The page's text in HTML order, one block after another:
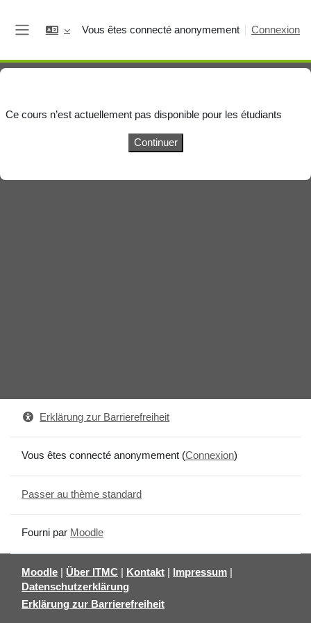
Vous êtes connecté anonymement Connexion
Ce cours n’est actuellement pas disponible pour les étudiants
Continuer
Erklärung zur Barrierefreiheit
Vous êtes connecté anonymement (Connexion)
Passer au thème standard
Fourni par Moodle
Moodle Über ITMC Kontakt Impressum
Datenschutzerklärung
Erklärung zur Barrierefreiheit